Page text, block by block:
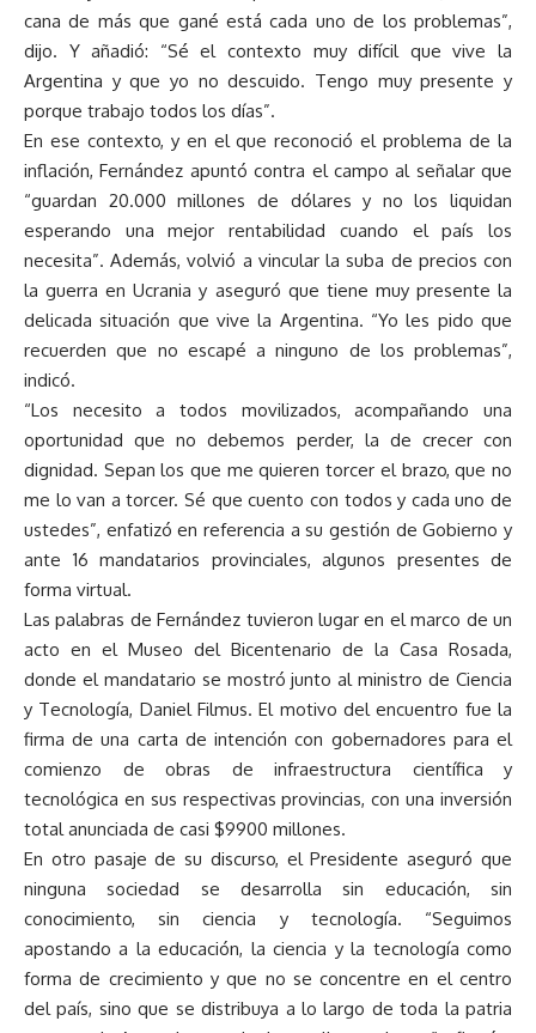
cana de más que gané está cada uno de los problemas”,
dijo. Y añadió: “Sé el contexto muy difícil que vive la
Argentina y que yo no descuido. Tengo muy presente y
porque trabajo todos los días”.
En ese contexto, y en el que reconoció el problema de la
inflación, Fernández apuntó contra el campo al señalar que
“guardan 20.000 millones de dólares y no los liquidan
esperando una mejor rentabilidad cuando el país los
necesita”. Además, volvió a vincular la suba de precios con
la guerra en Ucrania y aseguró que tiene muy presente la
delicada situación que vive la Argentina. “Yo les pido que
recuerden que no escapé a ninguno de los problemas”,
indicó.
“Los necesito a todos movilizados, acompañando una
oportunidad que no debemos perder, la de crecer con
dignidad. Sepan los que me quieren torcer el brazo, que no
me lo van a torcer. Sé que cuento con todos y cada uno de
ustedes”, enfatizó en referencia a su gestión de Gobierno y
ante 16 mandatarios provinciales, algunos presentes de
forma virtual.
Las palabras de Fernández tuvieron lugar en el marco de un
acto en el Museo del Bicentenario de la Casa Rosada,
donde el mandatario se mostró junto al ministro de Ciencia
y Tecnología, Daniel Filmus. El motivo del encuentro fue la
firma de una carta de intención con gobernadores para el
comienzo de obras de infraestructura científica y
tecnológica en sus respectivas provincias, con una inversión
total anunciada de casi $9900 millones.
En otro pasaje de su discurso, el Presidente aseguró que
ninguna sociedad se desarrolla sin educación, sin
conocimiento, sin ciencia y tecnología. “Seguimos
apostando a la educación, la ciencia y la tecnología como
forma de crecimiento y que no se concentre en el centro
del país, sino que se distribuya a lo largo de toda la patria